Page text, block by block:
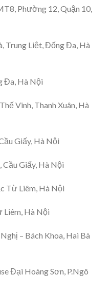
Phường 12, Quận 10,
Trung Liệt, Đống Đa, Hà
Đa, Hà Nội
Vinh, Thanh Xuân, Hà
Giấy, Hà Nội
Cầu Giấy, Hà Nội
Từ Liêm, Hà Nội
Liêm, Hà Nội
– Bách Khoa, Hai Bà
Đại Hoàng Sơn, P.Ngô